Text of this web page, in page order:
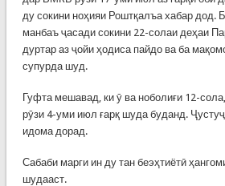
ду сокини ноҳияи Роштқалъа хабар дод.
манбаъ ҷасади сокини 22-солаи деҳаи
дуртар аз ҷойи ҳодиса пайдо ва ба
супурда шуд.
Гуфта мешавад, ки ӯ ва ноболиғи 12-
рӯзи 4-уми июл ғарқ шуда буданд.
идома дорад.
Сабаби марги ин ду тан беэҳтиётӣ
шудааст.